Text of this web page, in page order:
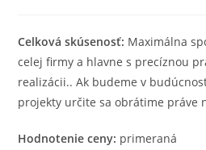
Celková skúsenosť: Maximálna
celej firmy a hlavne s precíznou
realizácii.. Ak budeme v
projekty určite sa obrátime práve
Hodnotenie ceny: primeraná